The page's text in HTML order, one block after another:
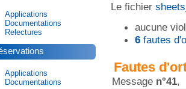
Le fichier
aucune
6 fautes
Fautes
Message n°41,
Applications
Documentations
Relectures
Applications
Documentations